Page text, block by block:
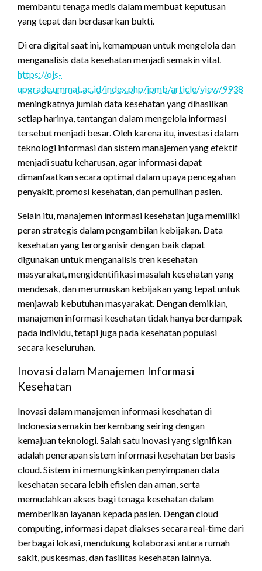
membantu tenaga medis dalam membuat keputusan
yang tepat dan berdasarkan bukti.
Di era digital saat ini, kemampuan untuk mengelola dan
menganalisis data kesehatan menjadi semakin vital.
https://ojs-
upgrade.ummat.ac.id/index.php/jpmb/article/view/9938
meningkatnya jumlah data kesehatan yang dihasilkan
setiap harinya, tantangan dalam mengelola informasi
tersebut menjadi besar. Oleh karena itu, investasi dalam
teknologi informasi dan sistem manajemen yang efektif
menjadi suatu keharusan, agar informasi dapat
dimanfaatkan secara optimal dalam upaya pencegahan
penyakit, promosi kesehatan, dan pemulihan pasien.
Selain itu, manajemen informasi kesehatan juga memiliki
peran strategis dalam pengambilan kebijakan. Data
kesehatan yang terorganisir dengan baik dapat
digunakan untuk menganalisis tren kesehatan
masyarakat, mengidentifikasi masalah kesehatan yang
mendesak, dan merumuskan kebijakan yang tepat untuk
menjawab kebutuhan masyarakat. Dengan demikian,
manajemen informasi kesehatan tidak hanya berdampak
pada individu, tetapi juga pada kesehatan populasi
secara keseluruhan.
Inovasi dalam Manajemen Informasi
Kesehatan
Inovasi dalam manajemen informasi kesehatan di
Indonesia semakin berkembang seiring dengan
kemajuan teknologi. Salah satu inovasi yang signifikan
adalah penerapan sistem informasi kesehatan berbasis
cloud. Sistem ini memungkinkan penyimpanan data
kesehatan secara lebih efisien dan aman, serta
memudahkan akses bagi tenaga kesehatan dalam
memberikan layanan kepada pasien. Dengan cloud
computing, informasi dapat diakses secara real-time dari
berbagai lokasi, mendukung kolaborasi antara rumah
sakit, puskesmas, dan fasilitas kesehatan lainnya.